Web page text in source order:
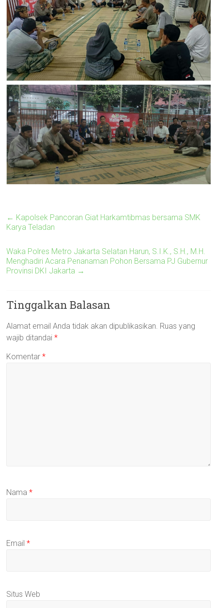
← Kapolsek Pancoran Giat Harkamtibmas bersama SMK
Karya Teladan
Waka Polres Metro Jakarta Selatan Harun, S.I.K., S.H., M.H.
Menghadiri Acara Penanaman Pohon Bersama PJ Gubernur
Provinsi DKI Jakarta →
Tinggalkan Balasan
Alamat email Anda tidak akan dipublikasikan. Ruas yang
wajib ditandai*
Komentar*
Nama*
Email*
Situs Web